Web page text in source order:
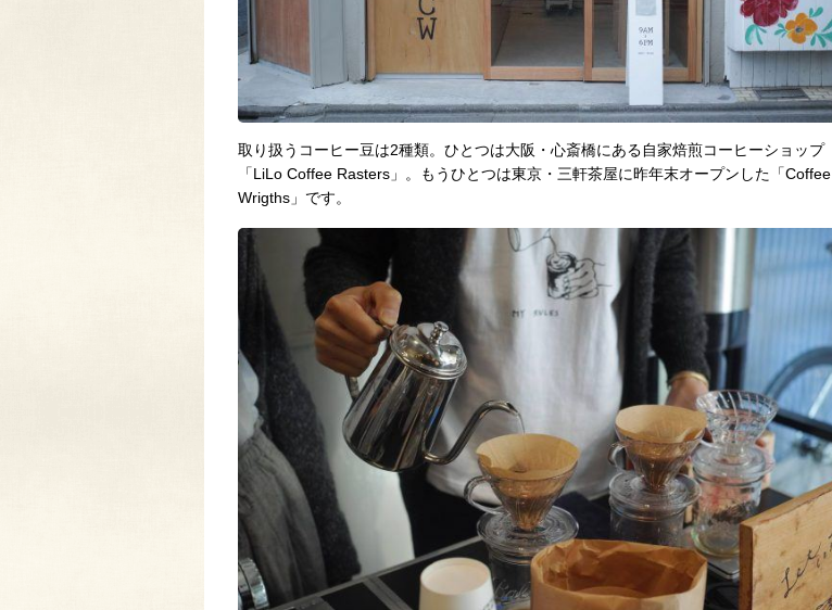
取り扱うコーヒー豆は2種類。ひとつは大阪・心斎橋にある自家焙煎コーヒーショップ
「LiLo Coffee Rasters」。もうひとつは東京・三軒茶屋に昨年末オープンした「Coffee
Wrigths」です。